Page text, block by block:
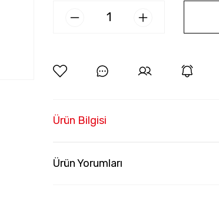
Ürün Bilgisi
Ürün Yorumları